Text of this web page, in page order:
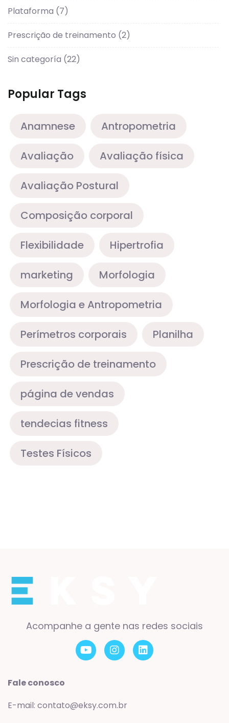
Plataforma (7)
Prescrição de treinamento (2)
Sin categoría (22)
Popular Tags
Anamnese Antropometria
Avaliação Avaliação física
Avaliação Postural
Composição corporal
Flexibilidade Hipertrofia
marketing Morfologia
Morfologia e Antropometria
Perímetros corporais Planilha
Prescrição de treinamento
página de vendas
tendecias fitness
Testes Físicos
Acompanhe a gente nas redes sociais
Fale conosco
E-mail: contato@eksy.com.br